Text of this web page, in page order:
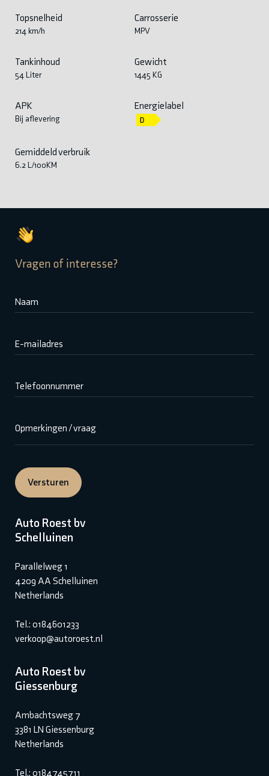
Topsnelheid
214 km/h
Carrosserie
MPV
Tankinhoud
54 Liter
Gewicht
1445 KG
APK
Bij aflevering
Energielabel
Gemiddeld verbruik
6.2 L/100KM
Vragen of interesse?
Naam
E-mailadres
Telefoonnummer
Opmerkingen / vraag
Versturen
Auto Roest bv
Schelluinen
Parallelweg 1
4209 AA Schelluinen
Netherlands
Tel.: 0184601233
verkoop@autoroest.nl
Auto Roest bv
Giessenburg
Ambachtsweg 7
3381 LN Giessenburg
Netherlands
Tel.: 0184745711